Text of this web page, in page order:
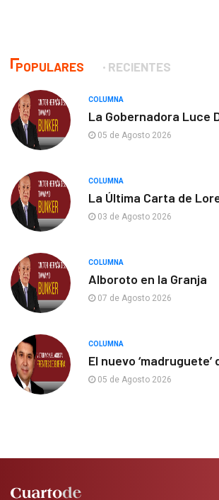
POPULARES RECIENTES
COLUMNA
La Gobernadora Luce
05 de Agosto 2026
COLUMNA
La Última Carta de
03 de Agosto 2026
COLUMNA
Alboroto en la Granja
07 de Agosto 2026
COLUMNA
El nuevo ‘madruguete’
05 de Agosto 2026